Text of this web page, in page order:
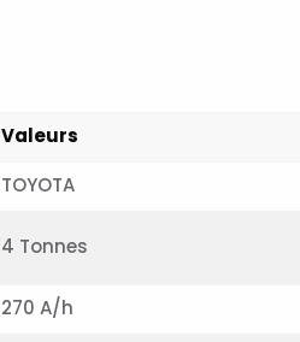
Valeurs
TOYOTA
4 Tonnes
270 A/h